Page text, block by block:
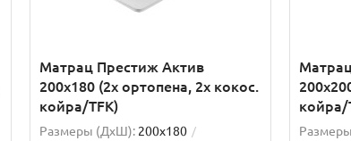
Матрац Престиж Актив
200x180 (2x ортопена, 2x кокос.
койра/TFK)
Размеры (ДxШ): 200x180
койра/